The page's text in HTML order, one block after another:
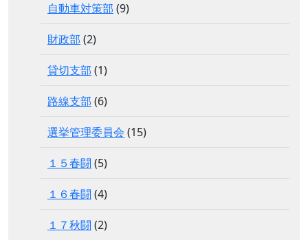
自動車対策部 (9)
財政部 (2)
貸切支部 (1)
路線支部 (6)
選挙管理委員会 (15)
１５春闘 (5)
１６春闘 (4)
１７秋闘 (2)